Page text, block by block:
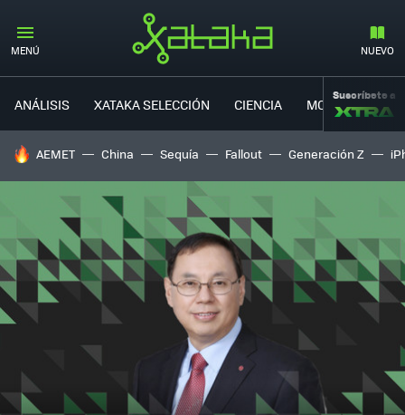
MENÚ NUEVO
ANÁLISIS XATAKA SELECCIÓN CIENCIA MOVILIDAD
Suscríbete a
HOY SE HABLA DE
AEMET China Sequía Fallout Generación Z